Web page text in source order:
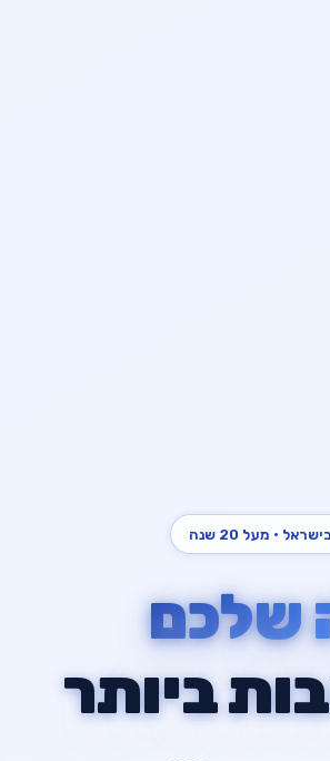
· מעל 20 שנה
שלכם
ביותר